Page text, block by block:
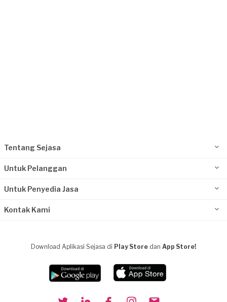
Tentang Sejasa
Untuk Pelanggan
Untuk Penyedia Jasa
Kontak Kami
Download Aplikasi Sejasa di Play Store dan App Store!